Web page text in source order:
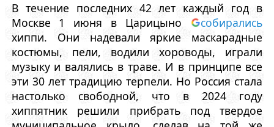
В течение последних 42 лет каждый год в
Москве 1 июня в Царицыно
собирались
хиппи. Они надевали яркие маскарадные
костюмы, пели, водили хороводы, играли
музыку и валялись в траве. И в принципе все
эти 30 лет традицию терпели. Но Россия стала
настолько свободной, что в 2024 году
хиппятник решили прибрать под твердое